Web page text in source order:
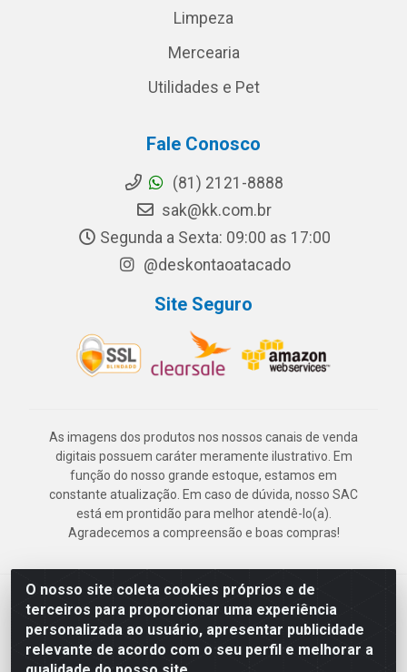
O nosso site coleta cookies próprios e de
terceiros para proporcionar uma experiência
personalizada ao usuário, apresentar publicidade
relevante de acordo com o seu perfil e melhorar a
Limpeza
Mercearia
Utilidades e Pet
Fale Conosco
(81) 2121-8888
sak@kk.com.br
Segunda a Sexta: 09:00 as 17:00
@deskontaoatacado
Site Seguro
As imagens dos produtos nos nossos canais de venda
digitais possuem caráter meramente ilustrativo. Em
função do nosso grande estoque, estamos em
constante atualização. Em caso de dúvida, nosso SAC
está em prontidão para melhor atendê-lo(a).
Agradecemos a compreensão e boas compras!
Deskontão Atacado - Av. Marechal Mascarenhas de Morais, 2471 -
Imbiribeira - Recife/PE - CEP 51.150-001 - CNPJ 24.150.377/0003-
57